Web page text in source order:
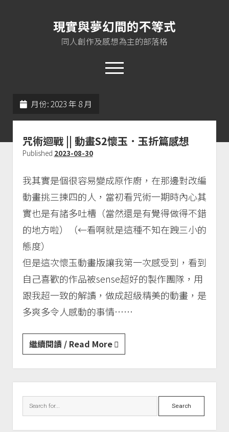
現實與夢幻間的不等式
同人創作及感想為主的部落格
open
twitterinstagram
About me
Pixiv
Instagram
EoA
月份:2023 年 8 月
咒術迴戰 || 動畫S2懷玉．玉折篇感想
Published 2023-08-30
我其實是個很容易變成原作廚，在那邊對改編
動畫挑三揀四的人，當初看咒術一期時內心其
實也是有諸多吐槽（當然還是有覺得做得不錯
的地方啦）（←看啊就是這種不知在跩三小的
態度）
但是這次懷玉動畫版讓我第一次感受到，看到
自己喜歡的作品被sense超好的製作團隊，用
跟我超一致的解讀，做成超級精美的動畫，是
多爽多令人感動的事情……
繼續閱讀 / Read More咒
術
迴
戰
||
動
Search